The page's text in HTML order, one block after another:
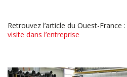
Retrouvez l’article du Ouest-France :
visite dans l’entreprise